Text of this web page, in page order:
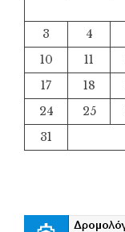
3
4
10
11
17
18
24
25
31